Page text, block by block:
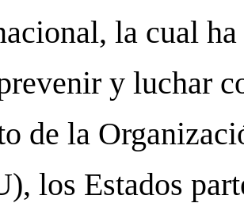
la cual
y luchar
de la
los Estados